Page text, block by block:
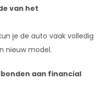
van het
je de auto vaak volledig
nieuw model.
aan financial